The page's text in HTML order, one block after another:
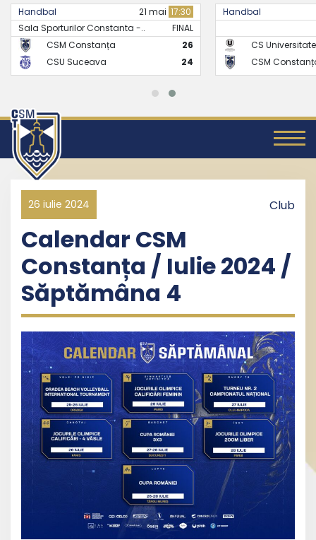
Handbal 21 mai 17:30
Sala Sporturilor Constanta -..
FINAL
CSM Constanța
26
CSU Suceava
24
Handbal
CS
CSM
26 iulie 2024 Club
Calendar CSM
Constanța / Iulie 2024 /
Săptămâna 4